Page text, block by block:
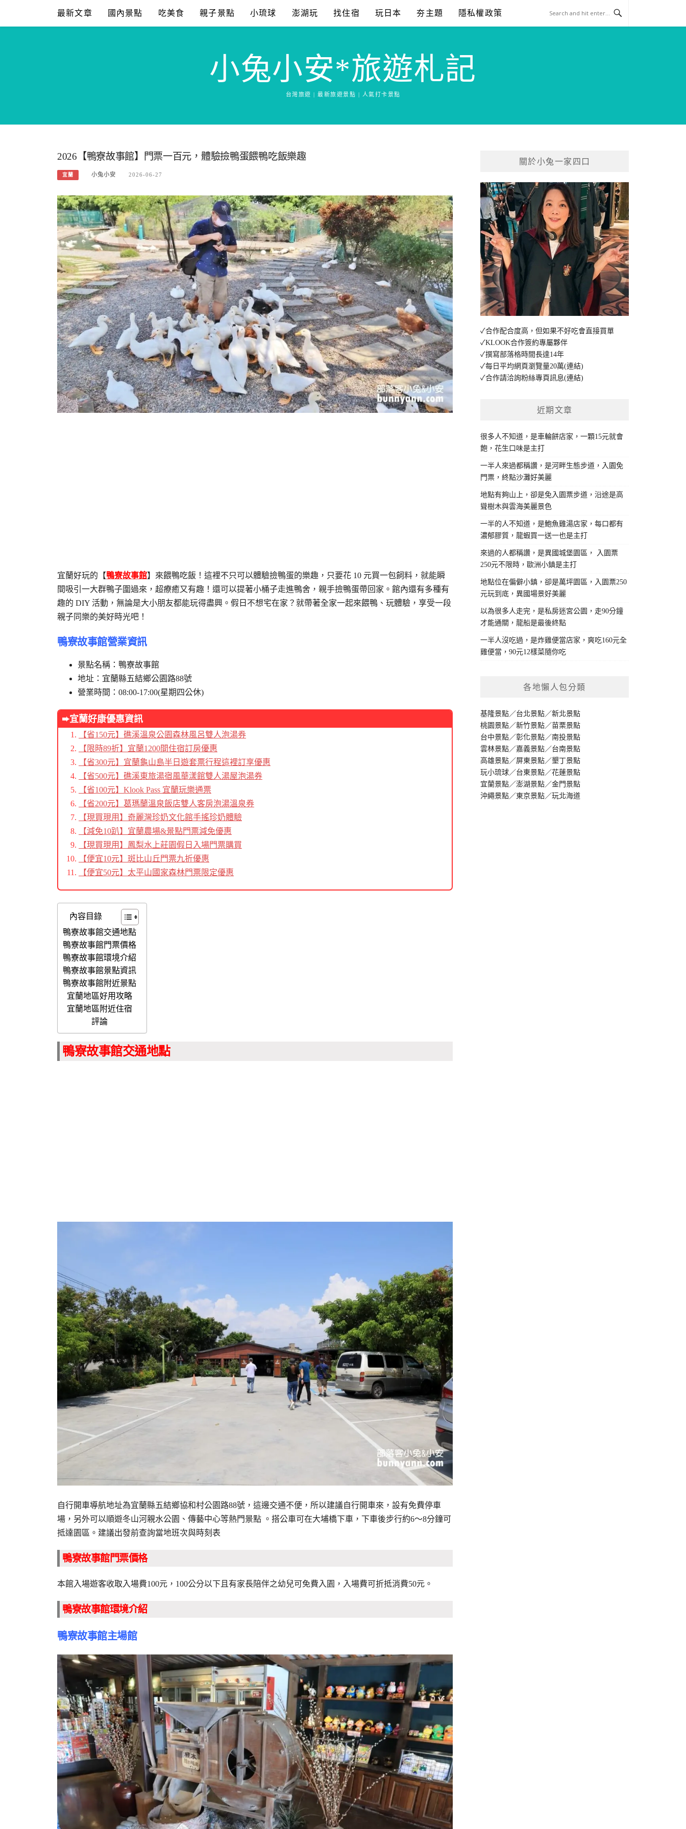
content
最新文章 國內景點 吃美食 親子景點 小琉球 澎湖玩 找住宿 玩日本 夯主題 隱私權政策
小兔小安*旅遊札記
台灣旅遊 | 最新旅遊景點 | 人氣打卡景點
2026【鴨寮故事館】門票一百元，體驗撿鴨蛋餵鴨吃飯樂趣
宜蘭 小兔小安 2026-06-27
宜蘭好玩的【鴨寮故事館】來餵鴨吃飯！這裡不只可以體驗撿鴨蛋的樂趣，只要花 10 元買一包飼料，就能瞬
間吸引一大群鴨子圍過來，超療癒又有趣！還可以提著小桶子走進鴨舍，親手撿鴨蛋帶回家。館內還有多種有
趣的 DIY 活動，無論是大小朋友都能玩得盡興。假日不想宅在家？就帶著全家一起來餵鴨、玩體驗，享受一段
親子同樂的美好時光吧！
鴨寮故事館營業資訊
景點名稱：鴨寮故事館
地址：宜蘭縣五結鄉公園路88號
營業時間：08:00-17:00(星期四公休)
➨宜蘭好康優惠資訊
【省150元】礁溪溫泉公園森林風呂雙人泡湯券
【限時89折】宜蘭1200間住宿訂房優惠
【省300元】宜蘭龜山島半日遊套票行程這裡訂享優惠
【省500元】礁溪東旅湯宿風華漾館雙人湯屋泡湯券
【省100元】Klook Pass 宜蘭玩樂通票
【省200元】葛瑪蘭溫泉飯店雙人客房泡湯溫泉券
【現買現用】奇麗灣珍奶文化館手搖珍奶體驗
【減免10趴】宜蘭農場&景點門票減免優惠
【現買現用】鳳梨水上莊園假日入場門票購買
【便宜10元】斑比山丘門票九折優惠
【便宜50元】太平山國家森林門票限定優惠
內容目錄
鴨寮故事館交通地點
鴨寮故事館門票價格
鴨寮故事館環境介紹
鴨寮故事館景點資訊
鴨寮故事館附近景點
宜蘭地區好用攻略
宜蘭地區附近住宿
評論
鴨寮故事館交通地點
自行開車導航地址為宜蘭縣五結鄉協和村公園路88號，這邊交通不便，所以建議自行開車來， 設有免費停車
場，另外可以順遊冬山河親水公園、傳藝中心等熱門景點 。 搭公車可在大埔橋下車，下車後步行約6～8分鐘可
抵達園區。建議出發前查詢當地班次與時刻表
鴨寮故事館門票價格
本館入場遊客收取入場費100元，100公分以下且有家長陪伴之幼兒可免費入園，入場費可折抵消費50元。
鴨寮故事館環境介紹
鴨寮故事館主場館
關於小兔一家四口
✓合作配合度高，但如果不好吃會直接買單
✓KLOOK合作簽約專屬夥伴
✓撰寫部落格時間長達14年
✓每日平均網頁瀏覽量20萬(連結)
✓合作請洽詢粉絲專頁訊息(連結)
近期文章
很多人不知道，是車輪餅店家，一顆15元就會
飽，花生口味是主打
一半人來過都稱讚，是河畔生態步道，入園免
門票，終點沙灘好美麗
地點有夠山上，卻是免入園票步道，沿途是高
聳樹木與雲海美麗景色
一半的人不知道，是鮑魚雞湯店家，每口都有
濃郁膠質，龍蝦買一送一也是主打
來過的人都稱讚，是異國城堡園區， 入園票
250元不限時，歐洲小鎮是主打
地點位在偏僻小鎮，卻是萬坪園區，入園票250
元玩到底，異國場景好美麗
以為很多人走完，是私房迷宮公園，走90分鐘
才能通關，龍船是最後終點
一半人沒吃過，是炸雞便當店家，爽吃160元全
雞便當，90元12樣菜隨你吃
各地懶人包分類
基隆景點／台北景點／新北景點
桃園景點／新竹景點／苗栗景點
台中景點／彰化景點／南投景點
雲林景點／嘉義景點／台南景點
高雄景點／屏東景點／墾丁景點
玩小琉球／台東景點／花蓮景點
宜蘭景點／澎湖景點／金門景點
沖繩景點／東京景點／玩北海道